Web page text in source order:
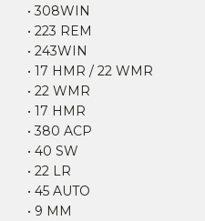
• 308WIN
• 223 REM
• 243WIN
• 17 HMR / 22 WMR
• 22 WMR
• 17 HMR
• 380 ACP
• 40 SW
• 22 LR
• 45 AUTO
• 9 MM